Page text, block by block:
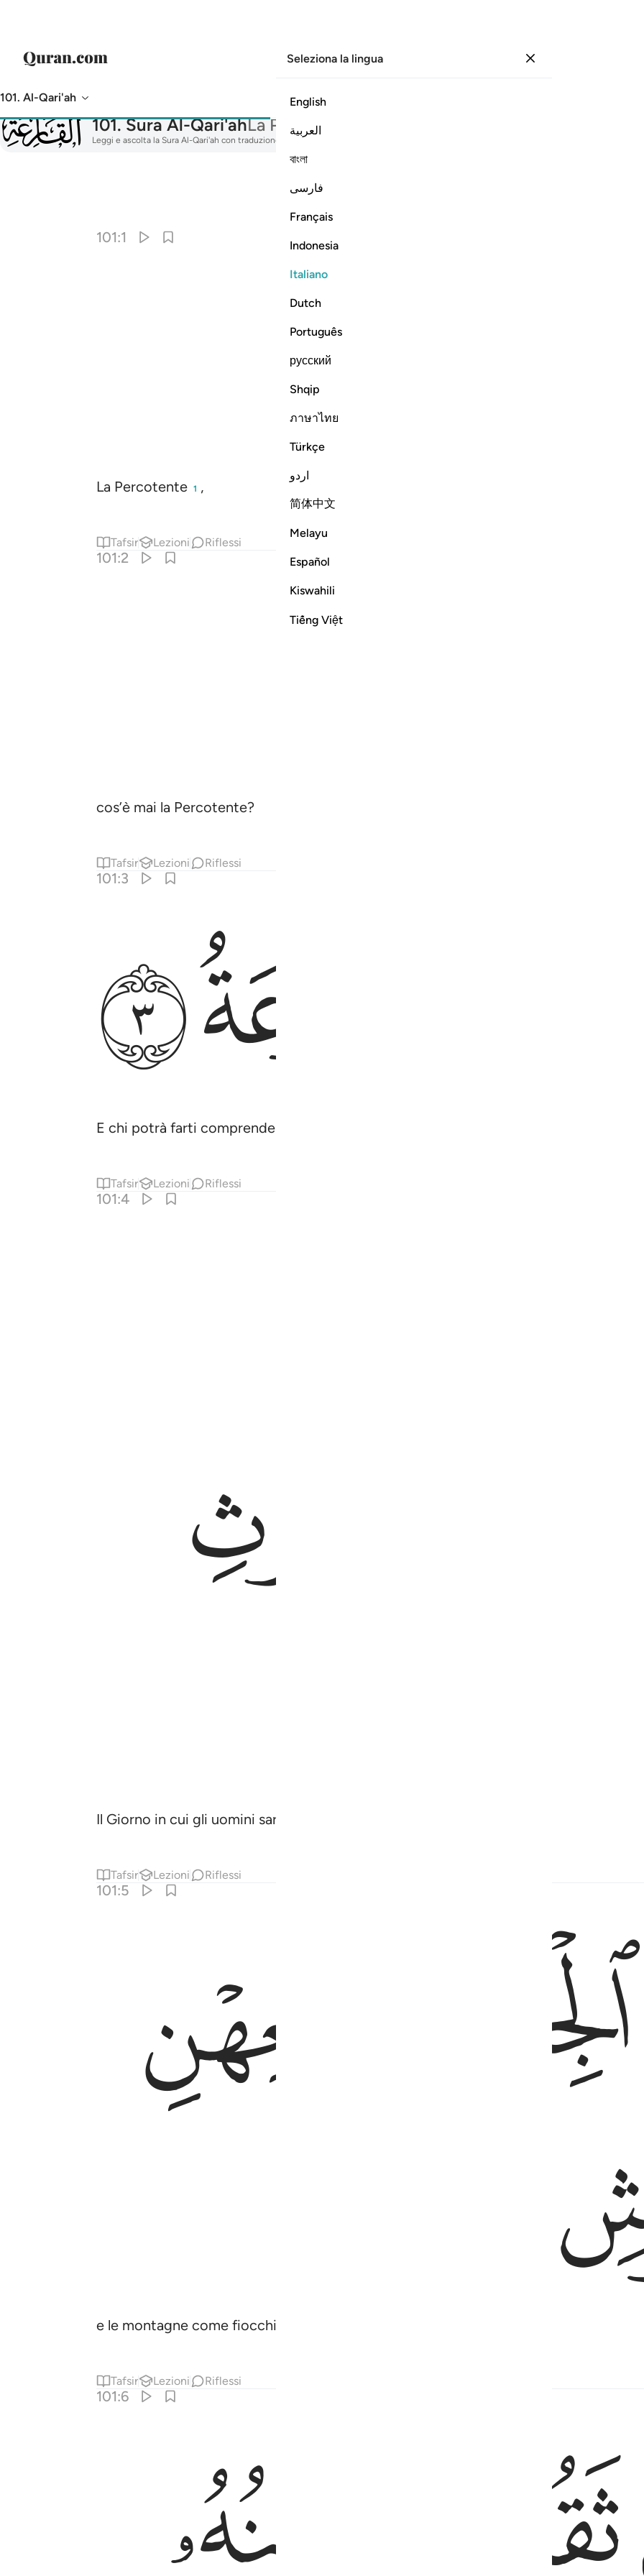
Seleziona la lingua
English
العربية
বাংলা
فارسی
Français
Indonesia
Italiano
Dutch
Português
русский
Shqip
ภาษาไทย
Türkçe
اردو
简体中文
Melayu
Español
Kiswahili
Tiếng Việt
101. Al-Qari'ah
101.Sura Al-Qari'ahLa Percotente
Leggi e ascolta la Sura Al-Qari'ah con traduzione, tafsir, recitazione audio, significato parola per parola e traslitterazione.
101:1
La Percotente 1 ,
Tafsir Lezioni Riflessi
101:2
cos’è mai la Percotente?
Tafsir Lezioni Riflessi
101:3
ﱬﱭ
E chi potrà farti comprendere cos’è la Percotente?
Tafsir Lezioni Riflessi
101:4
ﱲ
Il Giorno in cui gli uomini saranno come falene disperse,
Tafsir Lezioni Riflessi
101:5
ﱵ
ﱶ
e le montagne come fiocchi di lana cardata,
Tafsir Lezioni Riflessi
101:6
ﱻ ﱼ